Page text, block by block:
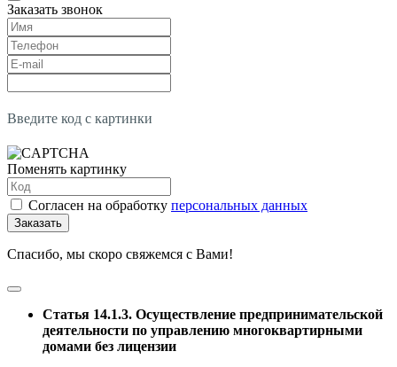
Заказать звонок
Введите код с картинки
Поменять картинку
Согласен на обработку персональных данных
Заказать
Спасибо, мы скоро свяжемся с Вами!
Статья 14.1.3. Осуществление предпринимательской
деятельности по управлению многоквартирными
домами без лицензии